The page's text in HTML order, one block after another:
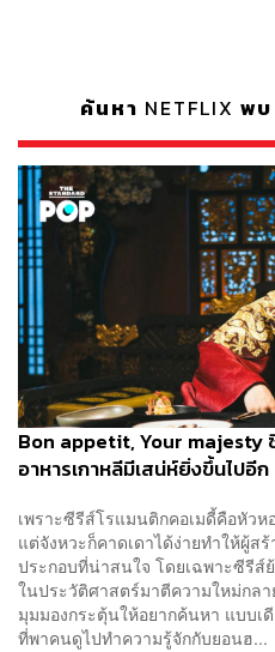
ค้นหา NETFLIX พบ
​​Bon appetit, Your majesty
อาหารเกาหลีมีเสน่ห์ยิ่งขึ้นไปอีก
เพราะซีรีส์โรแมนติกคอเมดี้คือหัว
แต่จังหวะก็คาดเดาได้ง่ายทำให้ผู้ส
ประกอบที่น่าสนใจ โดยเฉพาะซีรี
ในประวัติศาสตร์มาตีความใหม่กล
มุมมองกระตุ้นให้อยากค้นหา แบบเ
ที่พาคนดูไปทำความรู้จักกับยอนฮ...